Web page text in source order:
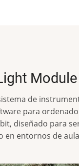
Module
de
para
diseñado para
en entornos de